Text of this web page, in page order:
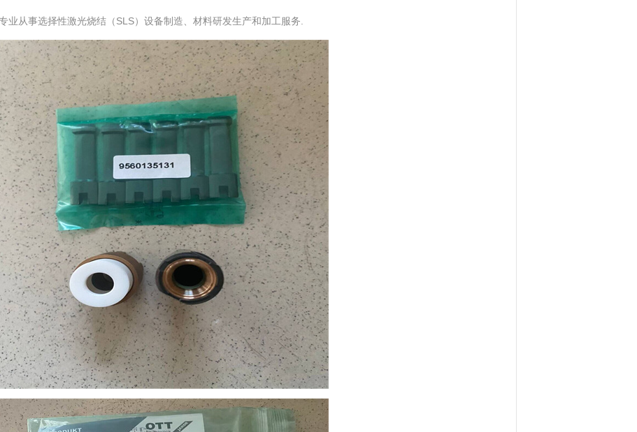
业从事选择性激光烧结（SLS）设备制造、材料研发生产和加工服务.